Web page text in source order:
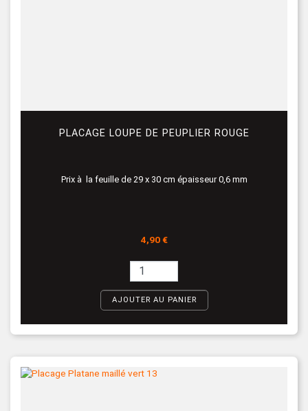
PLACAGE LOUPE DE PEUPLIER ROUGE
Prix à la feuille de 29 x 30 cm épaisseur 0,6 mm
Prix
4,90 €
AJOUTER AU PANIER